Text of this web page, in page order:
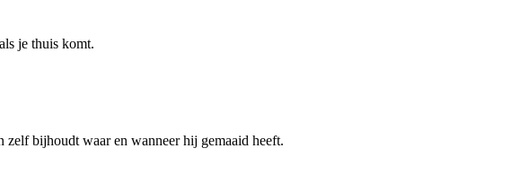
je thuis komt.
zelf bijhoudt waar en wanneer hij gemaaid heeft.